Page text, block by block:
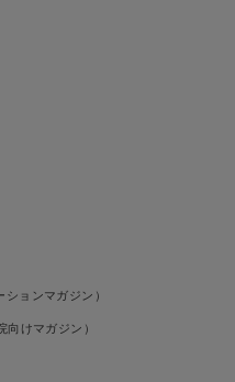
ションマガジン）
向けマガジン）